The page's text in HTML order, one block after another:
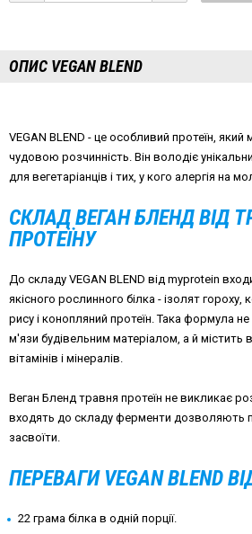
ОПИС VEGAN BLEND
VEGAN BLEND - це особливий протеїн, який
чудовою розчинність. Він володіє
для вегетаріанців і тих, у кого алергія на
СКЛАД ВЕГАН БЛЕНД ВІД
ПРОТЕЇНУ
До складу VEGAN BLEND від myprotein
якісного рослинного білка - ізолят
рису і конопляний протеїн. Така формула
м'язи будівельним матеріалом, а й містить
вітамінів і мінералів.
Веган Бленд травня протеїн не викликає
входять до складу ферменти дозволяють
засвоїти.
ПЕРЕВАГИ VEGAN BLEND
22 грама білка в одній порції.